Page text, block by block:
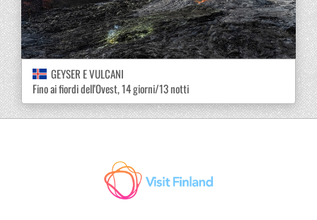
GEYSER E VULCANI
Fino ai fiordi dell'Ovest, 14 giorni/13 notti